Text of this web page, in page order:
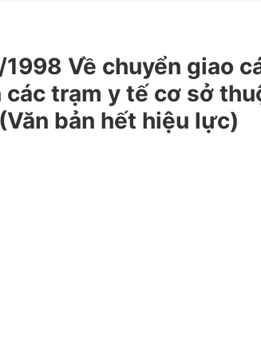
Về chuyển giao
trạm y tế cơ sở
bản hết hiệu lực)